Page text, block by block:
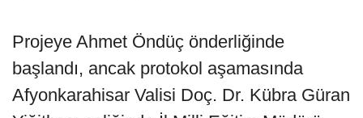
Projeye Ahmet Öndüç önderliğinde
başlandı, ancak protokol aşamasında
Afyonkarahisar Valisi Doç. Dr. Kübra Güran